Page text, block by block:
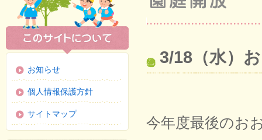
3/18（水）
今年度最後のお
お知らせ
個人情報保護方針
サイトマップ